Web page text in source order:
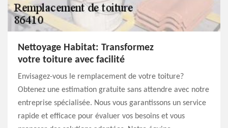
Nettoyage Habitat: Transformez
votre toiture avec facilité
Envisagez-vous le remplacement de votre toiture?
Obtenez une estimation gratuite sans attendre avec notre
entreprise spécialisée. Nous vous garantissons un service
rapide et efficace pour évaluer vos besoins et vous